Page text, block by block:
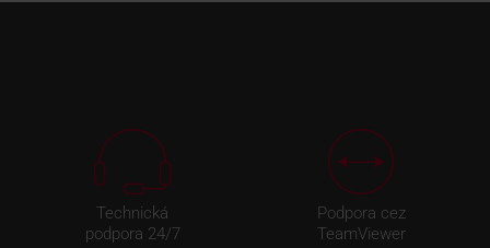
Technická
podpora 24/7
Podpora cez
TeamViewer